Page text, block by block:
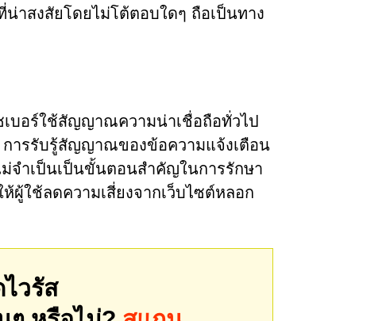
าสงสัยโดยไม่โต้ตอบใดๆ ถือเป็นทาง
เบอร์ใช้สัญญาณความน่าเชื่อถือทั่วไป
การรับรู้สัญญาณของข้อความแจ้งเตือน
จำเป็นเป็นขั้นตอนสำคัญในการรักษา
ผู้ใช้ลดความเสี่ยงจากเว็บไซต์หลอก
วรัส